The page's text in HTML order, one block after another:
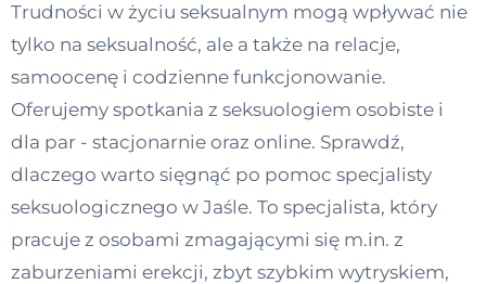
Według specjalizacji
Diagnozy psychologiczne
Testy psychologiczne
Dawka wiedzy
Dla specjalistów
Trudności w życiu seksualnym mogą wpływać nie
tylko na seksualność, ale a także na relacje,
samoocenę i codzienne funkcjonowanie.
Oferujemy spotkania z seksuologiem osobiste i
dla par - stacjonarnie oraz online. Sprawdź,
dlaczego warto sięgnąć po pomoc specjalisty
seksuologicznego w Jaśle. To specjalista, który
pracuje z osobami zmagającymi się m.in. z
zaburzeniami erekcji, zbyt szybkim wytryskiem,